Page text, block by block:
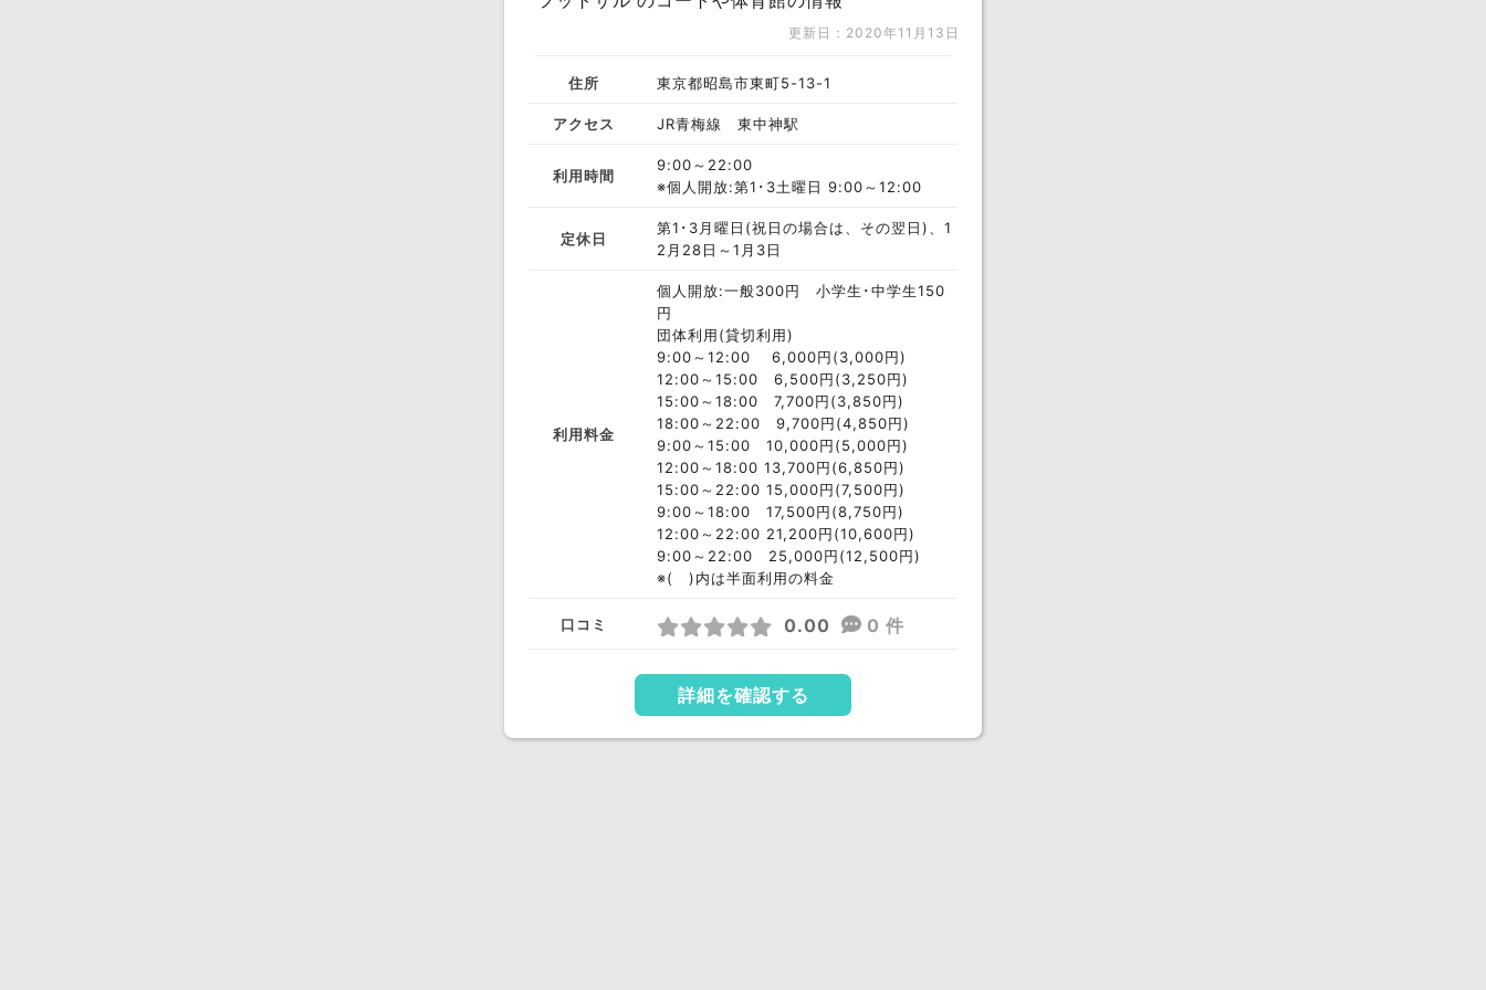
更新日：2020年11月13日
住所 東京都昭島市東町5-13-1
アクセス JR青梅線 東中神駅
利用時間
9:00～22:00
※個人開放:第1･3土曜日 9:00～12:00
定休日
第1･3月曜日(祝日の場合は、その翌日)、1
2月28日～1月3日
利用料金
個人開放:一般300円 小学生･中学生150
円
団体利用(貸切利用)
9:00～12:00 6,000円(3,000円)
12:00～15:00 6,500円(3,250円)
15:00～18:00 7,700円(3,850円)
18:00～22:00 9,700円(4,850円)
9:00～15:00 10,000円(5,000円)
12:00～18:00 13,700円(6,850円)
15:00～22:00 15,000円(7,500円)
9:00～18:00 17,500円(8,750円)
12:00～22:00 21,200円(10,600円)
9:00～22:00 25,000円(12,500円)
※( )内は半面利用の料金
口コミ 0.00 0 件
詳細を確認する